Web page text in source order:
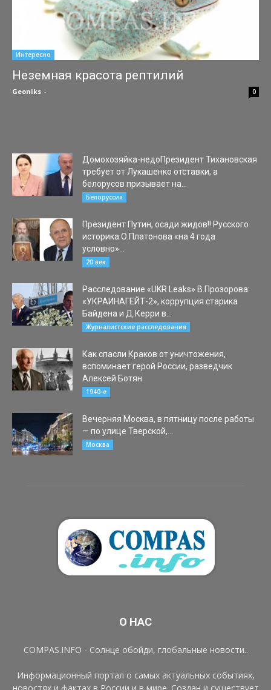
Интересно
Неземная красота рептилий
Geoniks - 0
Домохозяйка-недоПрезидент Тихановская
требует от Лукашенко отставки, а
белорусов призывает на...
Белоруссия
Президент Путин, осади жидов!! Русского
историка О.Платонова «на 4 года
условно»...
20 век
Расследование «UKR Leaks» В.Прозорова:
«УКРАИНАГЕЙТ-2», коррупция старика
Байдена и Д.Керри в...
Журналистские расследования
Как спасли Краков от уничтожения,
вспоминает герой России, разведчик
Алексей Ботян
1940-е
Вечерняя Москва, в пятницу после работы
— по улице Тверской,...
Москва
О НАС
COMPAS.INFO - Солнце обойди, глобальные новости..
Информационный портал о самых актуальных событиях,